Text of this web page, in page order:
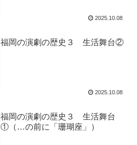
2025.10.08
福岡の演劇の歴史３ 生活舞台②
2025.10.08
福岡の演劇の歴史３ 生活舞台
①（…の前に「珊瑚座」）